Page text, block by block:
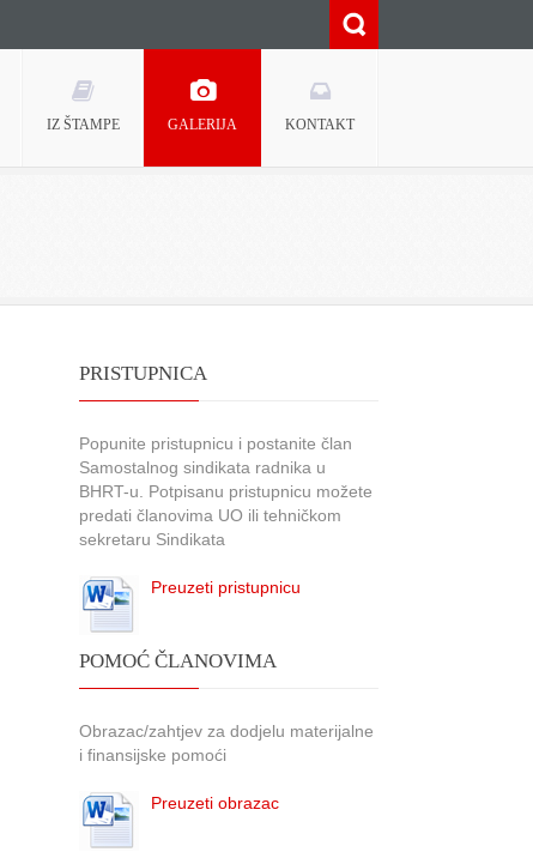
IZ ŠTAMPE GALERIJA KONTAKT
PRISTUPNICA
Popunite pristupnicu i postanite član
Samostalnog sindikata radnika u
BHRT-u. Potpisanu pristupnicu možete
predati članovima UO ili tehničkom
sekretaru Sindikata
Preuzeti pristupnicu
POMOĆ ČLANOVIMA
Obrazac/zahtjev za dodjelu materijalne
i finansijske pomoći
Preuzeti obrazac